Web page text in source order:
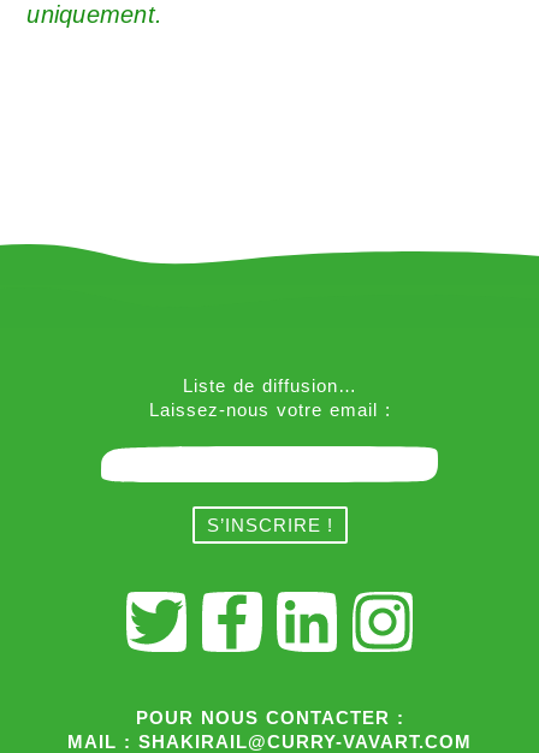
uniquement.
Liste de diffusion…
Laissez-nous votre email :
POUR NOUS CONTACTER :
MAIL : SHAKIRAIL@CURRY-VAVART.COM